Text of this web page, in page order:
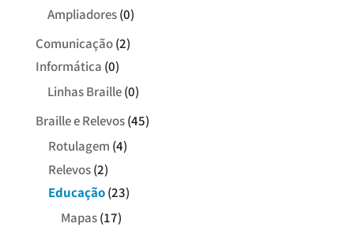
Ampliadores (0)
Comunicação (2)
Informática (0)
Linhas Braille (0)
Braille e Relevos (45)
Rotulagem (4)
Relevos (2)
Educação (23)
Mapas (17)